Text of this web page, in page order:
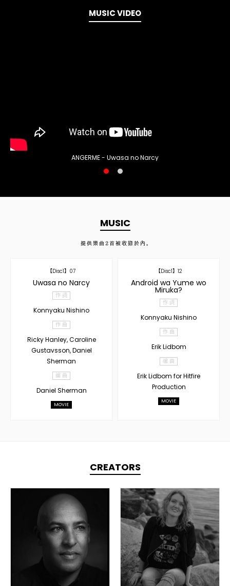
MUSIC VIDEO
ANGERME - Uwasa no Narcy
MUSIC
提供樂曲 2 首被收錄於內。
【Disc1】07
Uwasa no Narcy
作 詞
Konnyaku Nishino
作 曲
Ricky Hanley, Caroline
Gustavsson, Daniel
Sherman
编 曲
Daniel Sherman
MOVIE
【Disc1】12
Android wa Yume wo
Miruka?
作 詞
Konnyaku Nishino
作 曲
Erik Lidbom
编 曲
Erik Lidbom for Hitfire
Production
MOVIE
CREATORS
TOPLINER
PRODUCER
LYRICIST
SINGER
OVERSEAS
TOPLINER
LYRICIST
SINGER
OVERSEAS